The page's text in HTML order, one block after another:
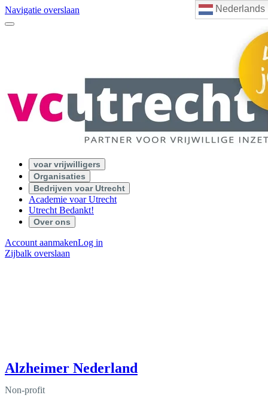
Nederlands
Navigatie overslaan
voar vrijwilligers
Organisaties
Bedrijven voar Utrecht
Academie voar Utrecht
Utrecht Bedankt!
Over ons
Account aanmakenLog in
Zijbalk overslaan
Alzheimer Nederland
Non-profit